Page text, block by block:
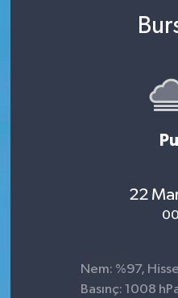
22
Nem: %97,
Basınç: 1008